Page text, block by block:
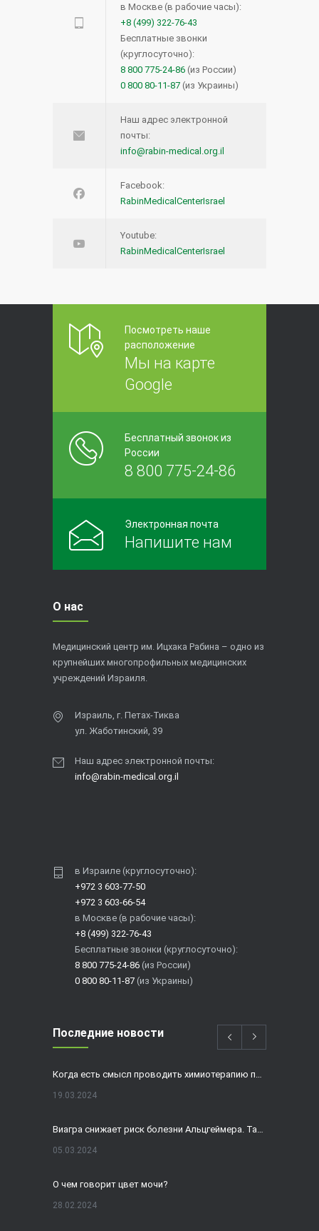
в Москве (в рабочие часы):
+8 (499) 322-76-43
Бесплатные звонки
(круглосуточно):
8 800 775-24-86 (из России)
0 800 80-11-87 (из Украины)
Наш адрес электронной
почты:
info@rabin-medical.org.il
Facebook:
RabinMedicalCenterIsrael
Youtube:
RabinMedicalCenterIsrael
Посмотреть наше
расположение
Мы на карте
Google
Бесплатный звонок из
России
8 800 775-24-86
Электронная почта
Напишите нам
О нас
Медицинский центр им. Ицхака Рабина – одно из
крупнейших многопрофильных медицинских
учреждений Израиля.
Израиль, г. Петах-Тиква
ул. Жаботинский, 39
Наш адрес электронной почты:
info@rabin-medical.org.il
в Израиле (круглосуточно):
+972 3 603-77-50
+972 3 603-66-54
в Москве (в рабочие часы):
+8 (499) 322-76-43
Бесплатные звонки (круглосуточно):
8 800 775-24-86 (из России)
0 800 80-11-87 (из Украины)
Последние новости
19.03.2024
05.03.2024
О чем говорит цвет мочи?
28.02.2024